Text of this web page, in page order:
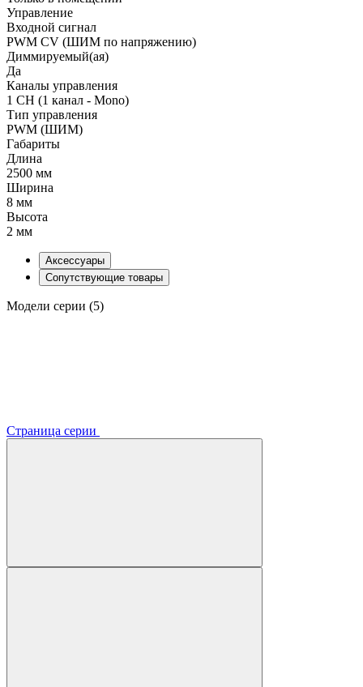
Управление
Входной сигнал
PWM СV (ШИМ по напряжению)
Диммируемый(ая)
Да
Каналы управления
1 CH (1 канал - Mono)
Тип управления
PWM (ШИМ)
Габариты
Длина
2500 мм
Ширина
8 мм
Высота
2 мм
Аксессуары
Сопутствующие товары
Модели серии (5)
Страница серии